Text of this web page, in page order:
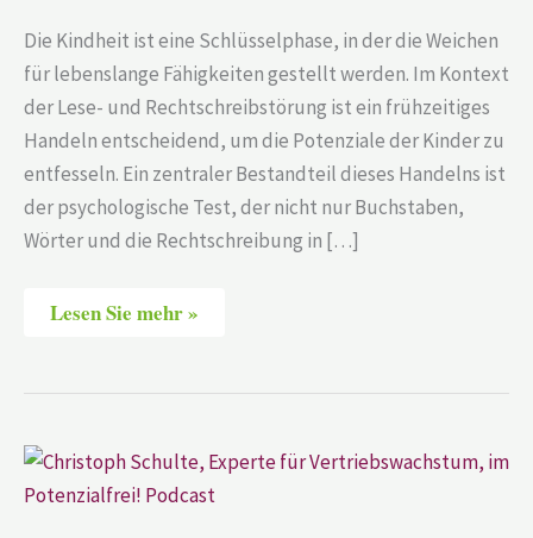
Die Kindheit ist eine Schlüsselphase, in der die Weichen
für lebenslange Fähigkeiten gestellt werden. Im Kontext
der Lese- und Rechtschreibstörung ist ein frühzeitiges
Handeln entscheidend, um die Potenziale der Kinder zu
entfesseln. Ein zentraler Bestandteil dieses Handelns ist
der psychologische Test, der nicht nur Buchstaben,
Wörter und die Rechtschreibung in […]
Lesen Sie mehr »
Christoph
Schulte,
Experte